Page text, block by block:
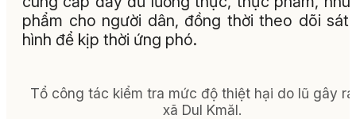
phẩm cho người dân, đồng thời theo dõi sát
hình để kịp thời ứng phó.
Tổ công tác kiểm tra mức độ thiệt hại do lũ gây
xã Dul Kmăl.